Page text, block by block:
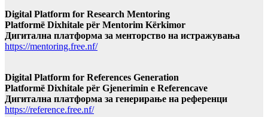
Digital Platform for Research Mentoring
Platformë Dixhitale për Mentorim Kërkimor
Дигитална платформа за менторство на истражувања
https://mentoring.free.nf/
Digital Platform for References Generation
Platformë Dixhitale për Gjenerimin e Referencave
Дигитална платформа за генерирање на референци
https://reference.free.nf/